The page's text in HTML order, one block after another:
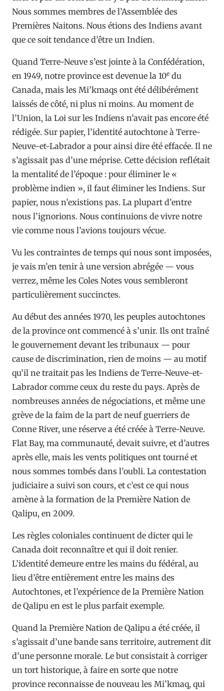
Nous sommes membres de l’Assemblée des
Premières Naitons. Nous étions des Indiens avant
que ce soit tendance d’être un Indien.
Quand Terre-Neuve s’est jointe à la Confédération,
en 1949, notre province est devenue la 10e du
Canada, mais les Mi’kmaqs ont été délibérément
laissés de côté, ni plus ni moins. Au moment de
l’Union, la Loi sur les Indiens n’avait pas encore été
rédigée. Sur papier, l’identité autochtone à Terre-
Neuve-et-Labrador a pour ainsi dire été effacée. Il ne
s’agissait pas d’une méprise. Cette décision reflétait
la mentalité de l’époque : pour éliminer le «
problème indien », il faut éliminer les Indiens. Sur
papier, nous n’existions pas. La plupart d’entre
nous l’ignorions. Nous continuions de vivre notre
vie comme nous l’avions toujours vécue.
Vu les contraintes de temps qui nous sont imposées,
je vais m’en tenir à une version abrégée — vous
verrez, même les Coles Notes vous sembleront
particulièrement succinctes.
Au début des années 1970, les peuples autochtones
de la province ont commencé à s’unir. Ils ont traîné
le gouvernement devant les tribunaux — pour
cause de discrimination, rien de moins — au motif
qu’il ne traitait pas les Indiens de Terre-Neuve-et-
Labrador comme ceux du reste du pays. Après de
nombreuses années de négociations, et même une
grève de la faim de la part de neuf guerriers de
Conne River, une réserve a été créée à Terre-Neuve.
Flat Bay, ma communauté, devait suivre, et d’autres
après elle, mais les vents politiques ont tourné et
nous sommes tombés dans l’oubli. La contestation
judiciaire a suivi son cours, et c’est ce qui nous
amène à la formation de la Première Nation de
Qalipu, en 2009.
Les règles coloniales continuent de dicter qui le
Canada doit reconnaître et qui il doit renier.
L’identité demeure entre les mains du fédéral, au
lieu d’être entièrement entre les mains des
Autochtones, et l’expérience de la Première Nation
de Qalipu en est le plus parfait exemple.
Quand la Première Nation de Qalipu a été créée, il
s’agissait d’une bande sans territoire, autrement dit
d’une personne morale. Le but consistait à corriger
un tort historique, à faire en sorte que notre
province reconnaisse de nouveau les Mi’kmaq, qui